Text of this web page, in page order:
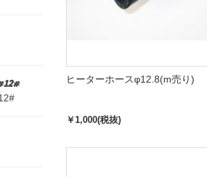
ヒーターホースφ12.8(m売り)
￥1,000(税抜)